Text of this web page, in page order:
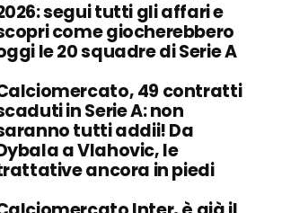
segui tutti gli affari e
come giocherebbero
le 20 squadre di Serie A
49 contratti
in Serie A: non
tutti addii! Da
a Vlahovic, le
ancora in piedi